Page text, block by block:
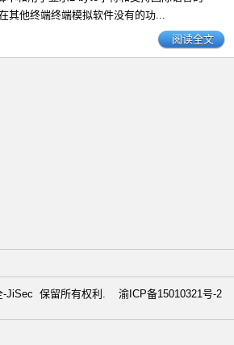
其他终端终端模拟软件没有的功...
阅读全文
-JiSec 保留所有权利. 渝ICP备15010321号-2